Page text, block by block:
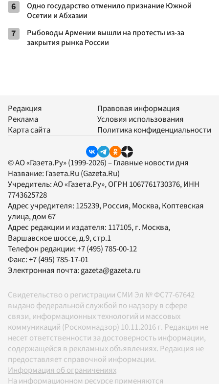
6
Одно государство отменило признание Южной
Осетии и Абхазии
7
Рыбоводы Армении вышли на протесты из-за
закрытия рынка России
Редакция
Реклама
Карта сайта
Правовая информация
Условия использования
Политика конфиденциальности
© АО «Газета.Ру» (1999-2026) – Главные новости дня
Название: Газета.Ru (Gazeta.Ru)
Учредитель:АО «Газета.Ру», ОГРН 1067761730376, ИНН
7743625728
Адрес учредителя: 125239, Россия, Москва, Коптевская
улица, дом 67
Адрес редакции и издателя: 117105, г. Москва,
Варшавское шоссе, д.9, стр.1
Телефон редакции:+7 (495) 785-00-12
Факс:+7 (495) 785-17-01
Электронная почта: gazeta@gazeta.ru
Свидетельство о регистрации СМИ Эл № ФС77-67642
выдано федеральной службой по надзору в сфере
связи, информационных технологий и массовых
коммуникаций (Роскомнадзор) 10.11.2016 г. Редакция не
несет ответственности за достоверность информации,
содержащейся в рекламных объявлениях. Редакция не
предоставляет справочной информации.
Информация об ограничениях
На информационном ресурсе применяются